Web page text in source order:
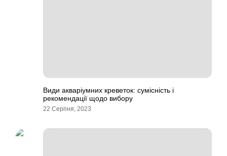
Види акваріумних креветок: сумісність і
рекомендації щодо вибору
22 Серпня, 2023